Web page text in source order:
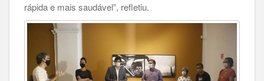
rápida e mais saudável”, refletiu.